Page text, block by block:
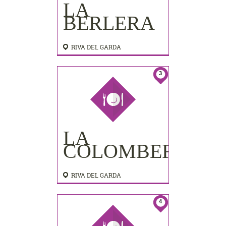
LA
BERLERA
RIVA DEL GARDA
3
LA
COLOMBERA
RIVA DEL GARDA
4